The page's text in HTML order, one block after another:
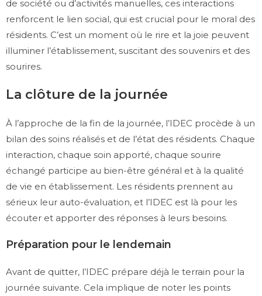
de société ou d’activités manuelles, ces interactions
renforcent le lien social, qui est crucial pour le moral des
résidents. C’est un moment où le rire et la joie peuvent
illuminer l’établissement, suscitant des souvenirs et des
sourires.
La clôture de la journée
À l’approche de la fin de la journée, l’IDEC procède à un
bilan des soins réalisés et de l’état des résidents. Chaque
interaction, chaque soin apporté, chaque sourire
échangé participe au bien-être général et à la qualité
de vie en établissement. Les résidents prennent au
sérieux leur auto-évaluation, et l’IDEC est là pour les
écouter et apporter des réponses à leurs besoins.
Préparation pour le lendemain
Avant de quitter, l’IDEC prépare déjà le terrain pour la
journée suivante. Cela implique de noter les points